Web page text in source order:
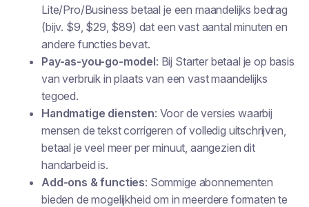
Lite/Pro/Business betaal je een maandelijks bedrag
(bijv. $9, $29, $89) dat een vast aantal minuten en
andere functies bevat.
Pay-as-you-go-model: Bij Starter betaal je op basis
van verbruik in plaats van een vast maandelijks
tegoed.
Handmatige diensten: Voor de versies waarbij
mensen de tekst corrigeren of volledig uitschrijven,
betaal je veel meer per minuut, aangezien dit
handarbeid is.
Add-ons & functies: Sommige abonnementen
bieden de mogelijkheid om in meerdere formaten te